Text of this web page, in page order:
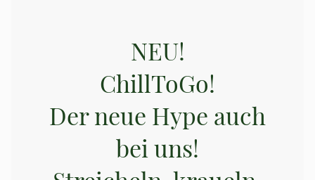
NEU!
ChillToGo!
Der neue Hype auch
bei uns!